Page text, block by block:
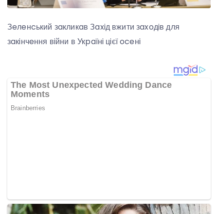
Зeлeнcький зaкликaв Зaxiд вжити зaxoдiв для
зaкiнчeння вiйни в Укpaїнi цiєї oceнi